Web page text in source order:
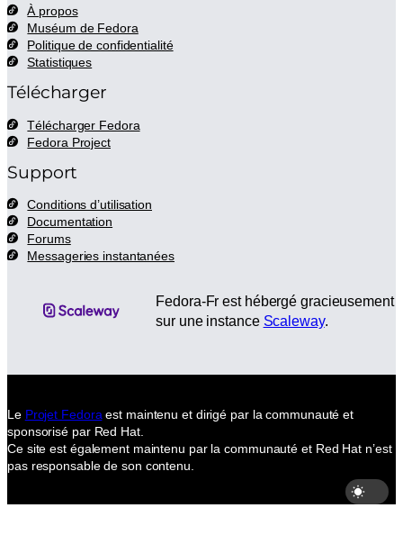
À propos
Muséum de Fedora
Politique de confidentialité
Statistiques
Télécharger
Télécharger Fedora
Fedora Project
Support
Conditions d’utilisation
Documentation
Forums
Messageries instantanées
Fedora-Fr est hébergé gracieusement
sur une instance Scaleway.
Le Projet Fedora est maintenu et dirigé par la communauté et
sponsorisé par Red Hat.
Ce site est également maintenu par la communauté et Red Hat n’est
pas responsable de son contenu.